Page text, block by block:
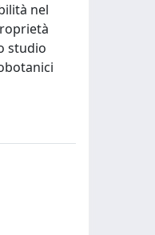
nel
studio